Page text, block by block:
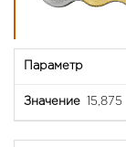
15,875